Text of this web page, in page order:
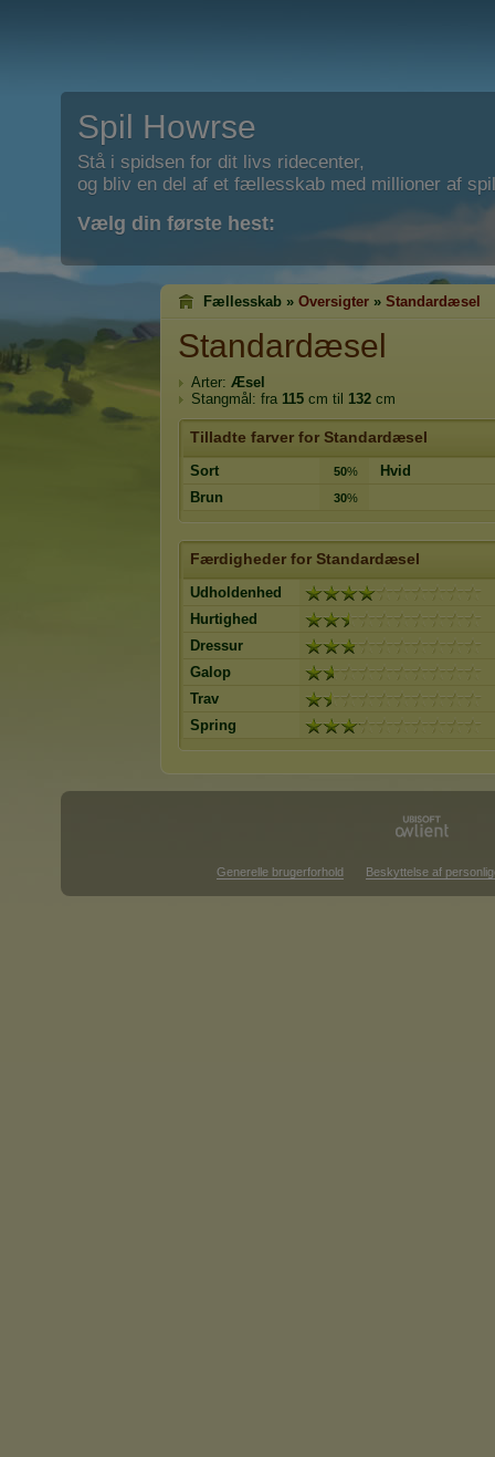
Spil Howrse
Stå i spidsen for dit livs ridecenter,
og bliv en del af et fællesskab med millioner af
Vælg din første hest:
Fællesskab » Oversigter » Standardæsel
Standardæsel
Arter: Æsel
Stangmål: fra 115 cm til 132 cm
Tilladte farver for Standardæsel
Sort 50%
Hvid
Brun
30%
Færdigheder for Standardæsel
Udholdenhed
Hurtighed
Dressur
Galop
Trav
Spring
Generelle brugerforhold Beskyttelse af